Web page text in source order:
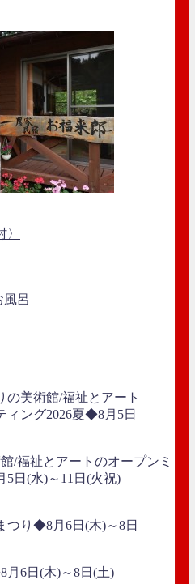
風呂
/福祉とアートのオープンミ
5日(水)～11日(火祝)
6日(木)～8日(土)